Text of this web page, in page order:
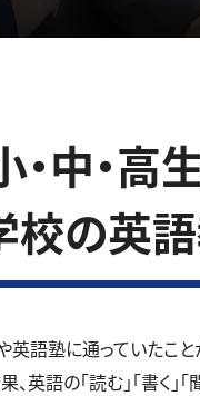
・中・
校の英
語塾に通っていたこ
、英語の「読む」「書く